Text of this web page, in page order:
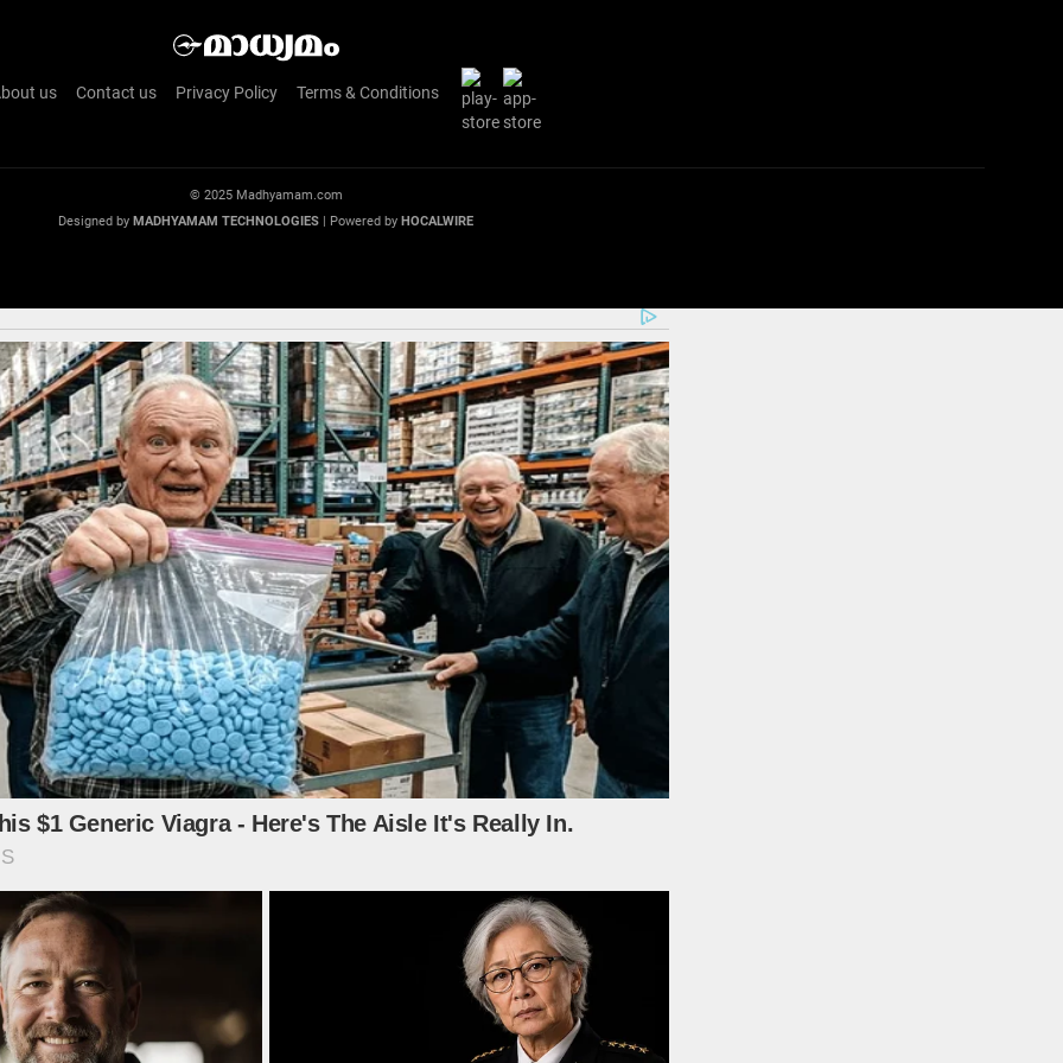
us Contact us Privacy Policy Terms & Conditions
© 2025 Madhyamam.com
Designed by MADHYAMAM TECHNOLOGIES | Powered by HOCALWIRE